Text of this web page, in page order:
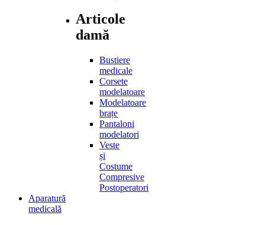
Articole
damă
Bustiere
medicale
Corsete
modelatoare
Modelatoare
brațe
Pantaloni
modelatori
Veste
și
Costume
Compresive
Postoperatori
Aparatură
medicală